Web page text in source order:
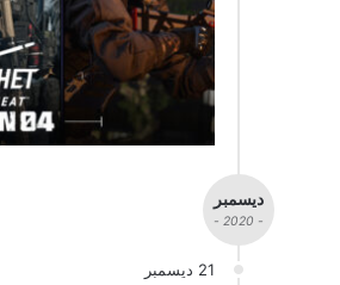
ديسمبر
- 2020 -
21 ديسمبر